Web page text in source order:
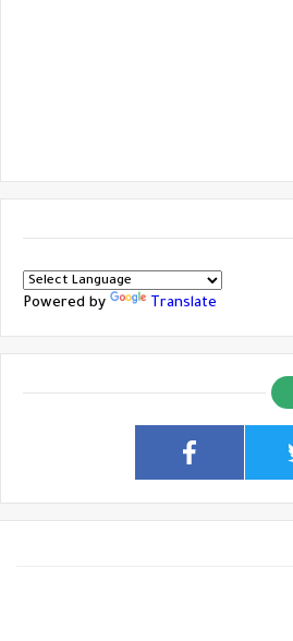
Powered by Translate